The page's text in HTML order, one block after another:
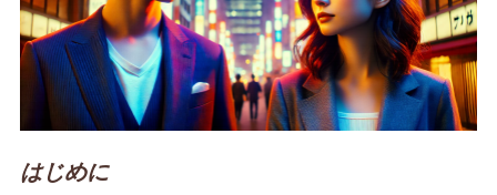
はじめに